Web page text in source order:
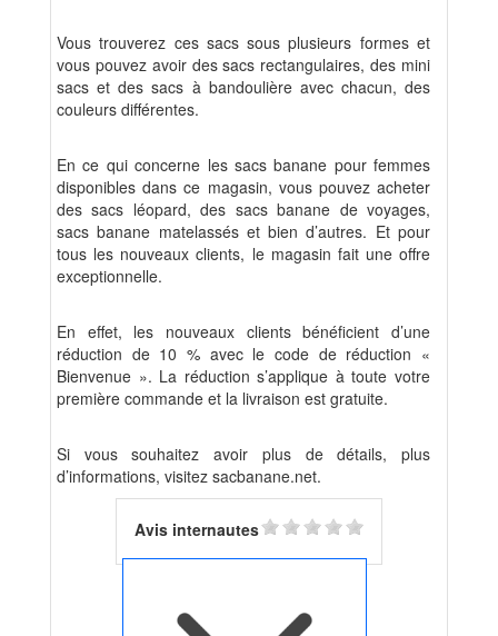
Vous trouverez ces sacs sous plusieurs formes et
vous pouvez avoir des sacs rectangulaires, des mini
sacs et des sacs à bandoulière avec chacun, des
couleurs différentes.
En ce qui concerne les sacs banane pour femmes
disponibles dans ce magasin, vous pouvez acheter
des sacs léopard, des sacs banane de voyages,
sacs banane matelassés et bien d’autres. Et pour
tous les nouveaux clients, le magasin fait une offre
exceptionnelle.
En effet, les nouveaux clients bénéficient d’une
réduction de 10 % avec le code de réduction «
Bienvenue ». La réduction s’applique à toute votre
première commande et la livraison est gratuite.
Si vous souhaitez avoir plus de détails, plus
d’informations, visitez sacbanane.net.
Avis internautes